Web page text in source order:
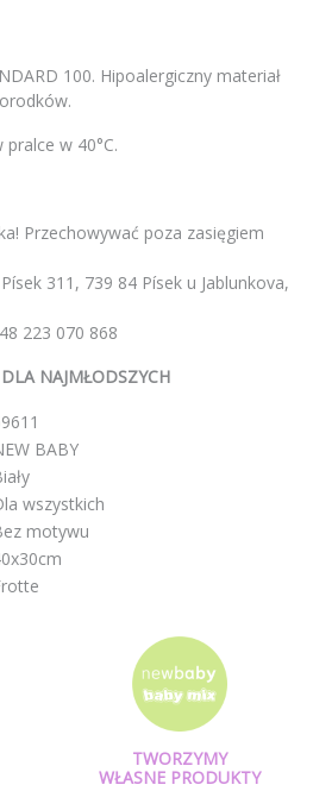
100. Hipoalergiczny materiał
w 40°C.
Przechowywać poza zasięgiem
311, 739 84 Písek u Jablunkova,
223 070 868
NAJMŁODSZYCH
BABY
wszystkich
motywu
TWORZYMY
WŁASNE PRODUKTY